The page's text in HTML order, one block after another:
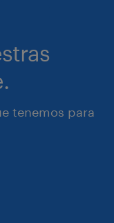
tenemos para